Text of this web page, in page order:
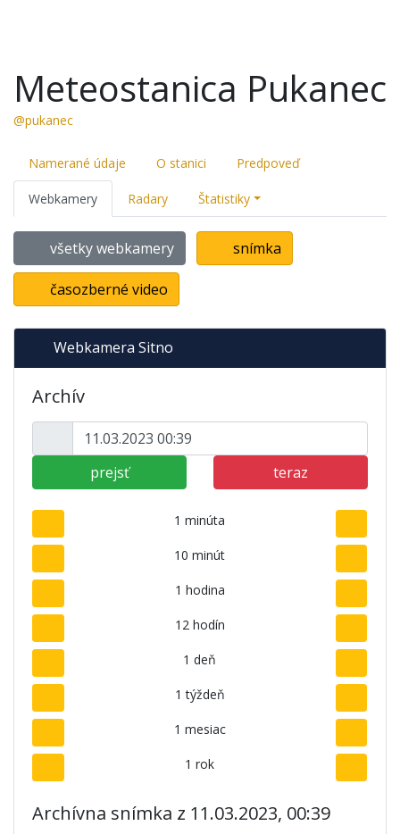
Meteostanica Pukanec
@pukanec
Namerané údaje O stanici Predpoveď
Webkamery Radary Štatistiky
všetky webkamery snímka
časozberné video
Webkamera Sitno
Archív
prejsť teraz
1 minúta
10 minút
1 hodina
12 hodín
1 deň
1 týždeň
1 mesiac
1 rok
Archívna snímka z 11.03.2023, 00:39